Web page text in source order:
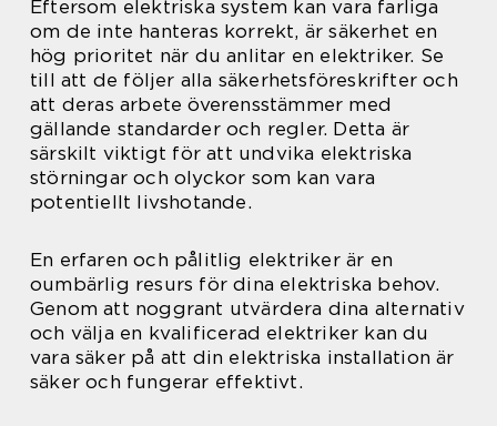
Eftersom elektriska system kan vara farliga
om de inte hanteras korrekt, är säkerhet en
hög prioritet när du anlitar en elektriker. Se
till att de följer alla säkerhetsföreskrifter och
att deras arbete överensstämmer med
gällande standarder och regler. Detta är
särskilt viktigt för att undvika elektriska
störningar och olyckor som kan vara
potentiellt livshotande.
En erfaren och pålitlig elektriker är en
oumbärlig resurs för dina elektriska behov.
Genom att noggrant utvärdera dina alternativ
och välja en kvalificerad elektriker kan du
vara säker på att din elektriska installation är
säker och fungerar effektivt.